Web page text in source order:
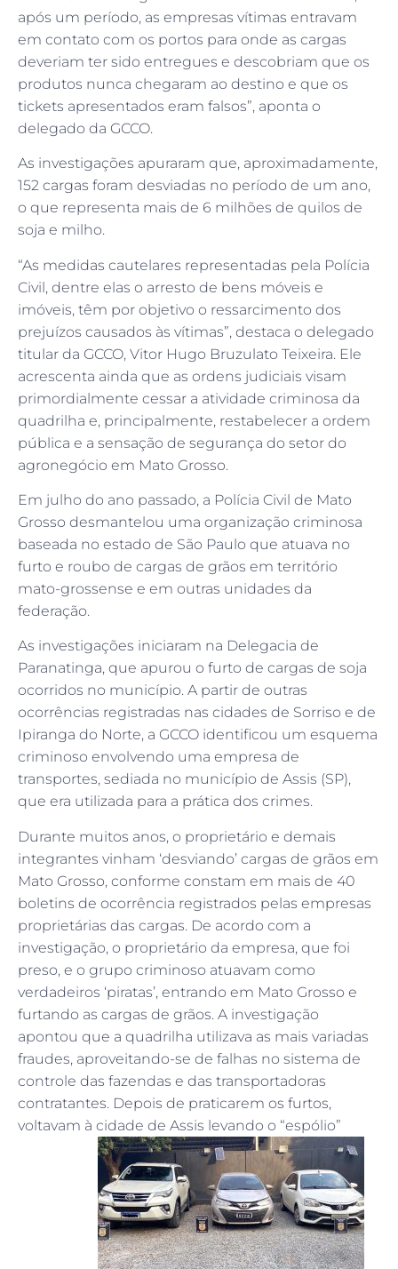
após um período, as empresas vítimas entravam
em contato com os portos para onde as cargas
deveriam ter sido entregues e descobriam que os
produtos nunca chegaram ao destino e que os
tickets apresentados eram falsos”, aponta o
delegado da GCCO.
As investigações apuraram que, aproximadamente,
152 cargas foram desviadas no período de um ano,
o que representa mais de 6 milhões de quilos de
soja e milho.
“As medidas cautelares representadas pela Polícia
Civil, dentre elas o arresto de bens móveis e
imóveis, têm por objetivo o ressarcimento dos
prejuízos causados às vítimas”, destaca o delegado
titular da GCCO, Vitor Hugo Bruzulato Teixeira. Ele
acrescenta ainda que as ordens judiciais visam
primordialmente cessar a atividade criminosa da
quadrilha e, principalmente, restabelecer a ordem
pública e a sensação de segurança do setor do
agronegócio em Mato Grosso.
Em julho do ano passado, a Polícia Civil de Mato
Grosso desmantelou uma organização criminosa
baseada no estado de São Paulo que atuava no
furto e roubo de cargas de grãos em território
mato-grossense e em outras unidades da
federação.
As investigações iniciaram na Delegacia de
Paranatinga, que apurou o furto de cargas de soja
ocorridos no município. A partir de outras
ocorrências registradas nas cidades de Sorriso e de
Ipiranga do Norte, a GCCO identificou um esquema
criminoso envolvendo uma empresa de
transportes, sediada no município de Assis (SP),
que era utilizada para a prática dos crimes.
Durante muitos anos, o proprietário e demais
integrantes vinham ‘desviando’ cargas de grãos em
Mato Grosso, conforme constam em mais de 40
boletins de ocorrência registrados pelas empresas
proprietárias das cargas. De acordo com a
investigação, o proprietário da empresa, que foi
preso, e o grupo criminoso atuavam como
verdadeiros ‘piratas’, entrando em Mato Grosso e
furtando as cargas de grãos. A investigação
apontou que a quadrilha utilizava as mais variadas
fraudes, aproveitando-se de falhas no sistema de
controle das fazendas e das transportadoras
contratantes. Depois de praticarem os furtos,
voltavam à cidade de Assis levando o “espólio”